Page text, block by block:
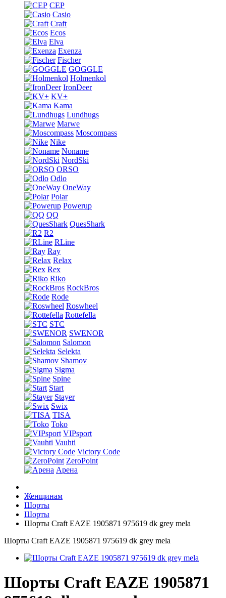
CEP
Casio
Craft
Ecos
Elva
Exenza
Fischer
GOGGLE
Holmenkol
IronDeer
KV+
Kama
Lundhugs
Marwe
Moscompass
Nike
Noname
NordSki
ORSO
Odlo
OneWay
Polar
Powerup
QQ
QuesShark
R2
RLine
Ray
Relax
Rex
Riko
RockBros
Rode
Roswheel
Rottefella
STC
SWENOR
Salomon
Selekta
Shamov
Sigma
Spine
Start
Stayer
Swix
TISA
Toko
VIPsport
Vauhti
Victory Code
ZeroPoint
Арена
Женщинам
Шорты
Шорты
Шорты Craft EAZE 1905871 975619 dk grey mela
Шорты Craft EAZE 1905871 975619 dk grey mela
Шорты Craft EAZE 1905871